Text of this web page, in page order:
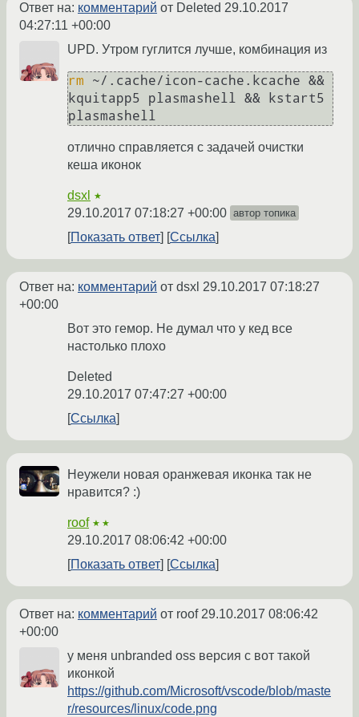
Ответ на: комментарий от Deleted 29.10.2017
04:27:11 +00:00
UPD. Утром гуглится лучше, комбинация из
rm ~/.cache/icon-cache.kcache &&
kquitapp5 plasmashell && kstart5
отлично справляется с задачей очистки
кеша иконок
dsxl ★
29.10.2017 07:18:27 +00:00 автор топика
Показать ответ Ссылка
Ответ на: комментарий от dsxl 29.10.2017 07:18:27
+00:00
Вот это гемор. Не думал что у кед все
настолько плохо
Deleted
29.10.2017 07:47:27 +00:00
Ссылка
Неужели новая оранжевая иконка так не
нравится? :)
roof ★★
29.10.2017 08:06:42 +00:00
Показать ответ
Ссылка
Ответ на: комментарий от roof29.10.2017 08:06:42
+00:00
у меня unbranded oss версия c вот такой
иконкой
https://github.com/Microsoft/vscode/blob/maste
r/resources/linux/code.png